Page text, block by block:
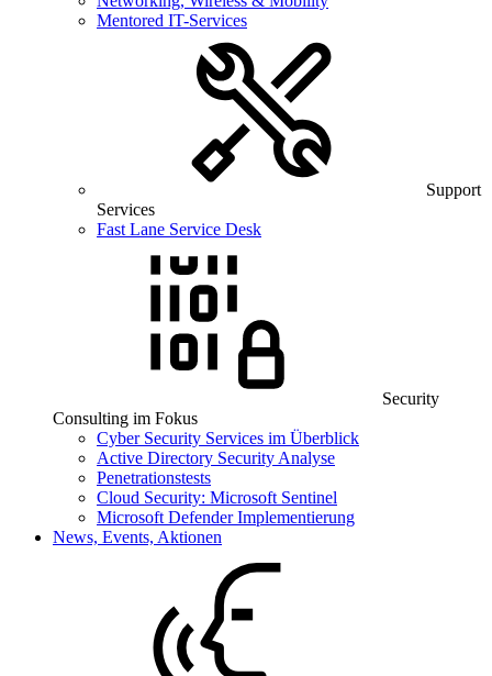
Mentored IT-Services
Support
Services
Fast Lane Service Desk
Security
Consulting im Fokus
Cyber Security Services im Überblick
Active Directory Security Analyse
Penetrationstests
Cloud Security: Microsoft Sentinel
Microsoft Defender Implementierung
News, Events, Aktionen